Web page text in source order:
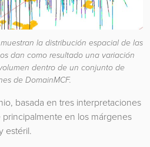
la distribución espacial de las
dan como resultado una variación
dentro de un conjunto de
de DomainMCF.
basada en tres interpretaciones
en los márgenes
estéril.